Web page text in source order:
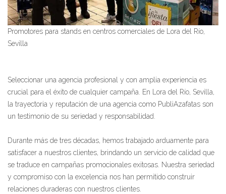
Promotores para stands en centros comerciales de Lora del Río,
Sevilla
Seleccionar una agencia profesional y con amplia experiencia es
crucial para el éxito de cualquier campaña. En Lora del Río, Sevilla,
la trayectoria y reputación de una agencia como PubliAzafatas son
un testimonio de su seriedad y responsabilidad.
Durante más de tres décadas, hemos trabajado arduamente para
satisfacer a nuestros clientes, brindando un servicio de calidad que
se traduce en campañas promocionales exitosas. Nuestra seriedad
y compromiso con la excelencia nos han permitido construir
relaciones duraderas con nuestros clientes.